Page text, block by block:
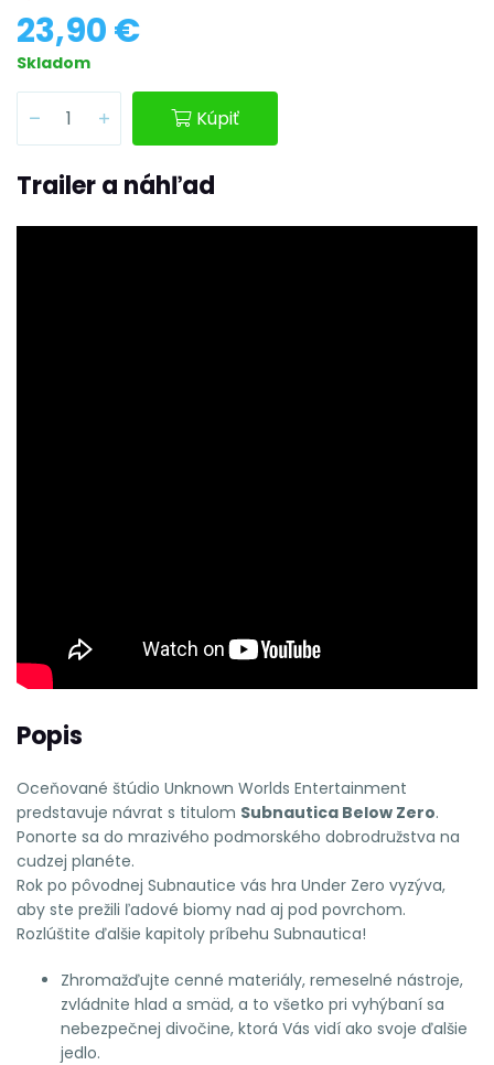
23,90 €
Skladom
Kúpiť
Trailer a náhľad
Popis
Oceňované štúdio Unknown Worlds Entertainment
predstavuje návrat s titulom Subnautica Below Zero.
Ponorte sa do mrazivého podmorského dobrodružstva na
cudzej planéte.
Rok po pôvodnej Subnautice vás hra Under Zero vyzýva,
aby ste prežili ľadové biomy nad aj pod povrchom.
Rozlúštite ďalšie kapitoly príbehu Subnautica!
Zhromažďujte cenné materiály, remeselné nástroje,
zvládnite hlad a smäd, a to všetko pri vyhýbaní sa
nebezpečnej divočine, ktorá Vás vidí ako svoje ďalšie
jedlo.